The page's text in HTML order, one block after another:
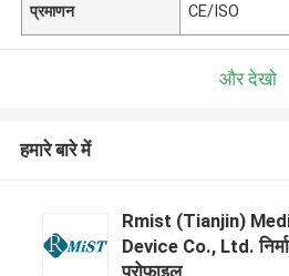
प्रमाणन CE/ISO
और देखो
हमारे बारे में
Rmist (Tianjin)
Device Co., Ltd.